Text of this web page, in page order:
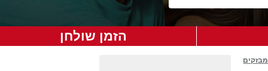
הזמן שולחן